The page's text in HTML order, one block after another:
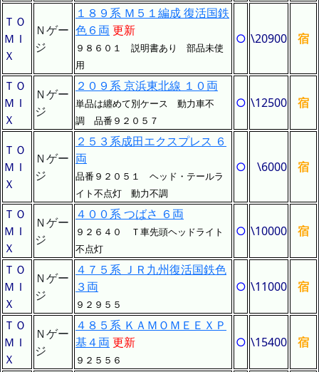
ＴＯ
ＭＩ
Ｘ
Ｎゲー
ジ
１８９系 Ｍ５１編成 復活国鉄
色６両 更新
９８６０１ 説明書あり 部品未使
用
○ \20900 宿
ＴＯ
ＭＩ
Ｘ
Ｎゲー
ジ
２０９系 京浜東北線 １０両
単品は纏めて別ケース 動力車不
調 品番９２０５７
○ \12500 宿
ＴＯ
ＭＩ
Ｘ
Ｎゲー
ジ
２５３系成田エクスプレス ６
両
品番９２０５１ ヘッド・テールラ
イト不点灯 動力不調
○ \6000 宿
ＴＯ
ＭＩ
Ｘ
Ｎゲー
ジ
４００系 つばさ ６両
９２６４０ Ｔ車先頭ヘッドライト
不点灯
○ \10000 宿
ＴＯ
ＭＩ
Ｘ
Ｎゲー
ジ
４７５系 ＪＲ九州復活国鉄色
３両
９２９５５
○ \11000 宿
ＴＯ
ＭＩ
Ｘ
Ｎゲー
ジ
４８５系 ＫＡＭＯＭＥＥＸＰ
基４両 更新
９２５５６
○ \15400 宿